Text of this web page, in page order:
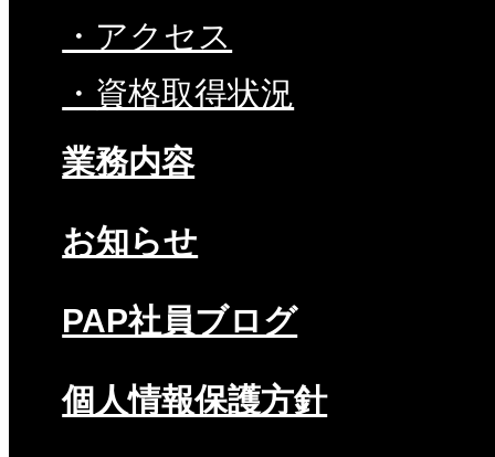
・アクセス
・資格取得状況
業務内容
お知らせ
PAP社員ブログ
個人情報保護方針